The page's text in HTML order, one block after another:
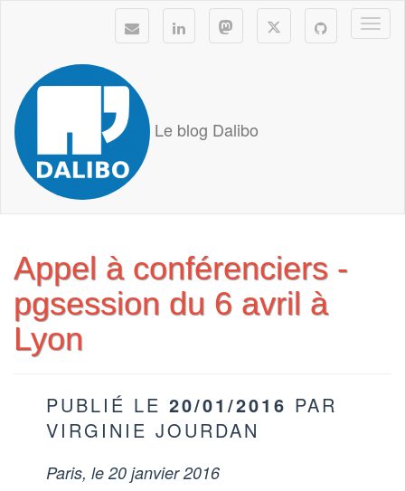
Le blog Dalibo
Appel à conférenciers -
pgsession du 6 avril à
Lyon
PUBLIÉ LE 20/01/2016 PAR
VIRGINIE JOURDAN
Paris, le 20 janvier 2016